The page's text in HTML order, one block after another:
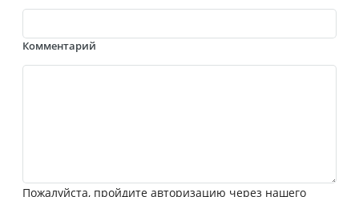
Комментарий
Пожалуйста, пройдите авторизацию через нашего